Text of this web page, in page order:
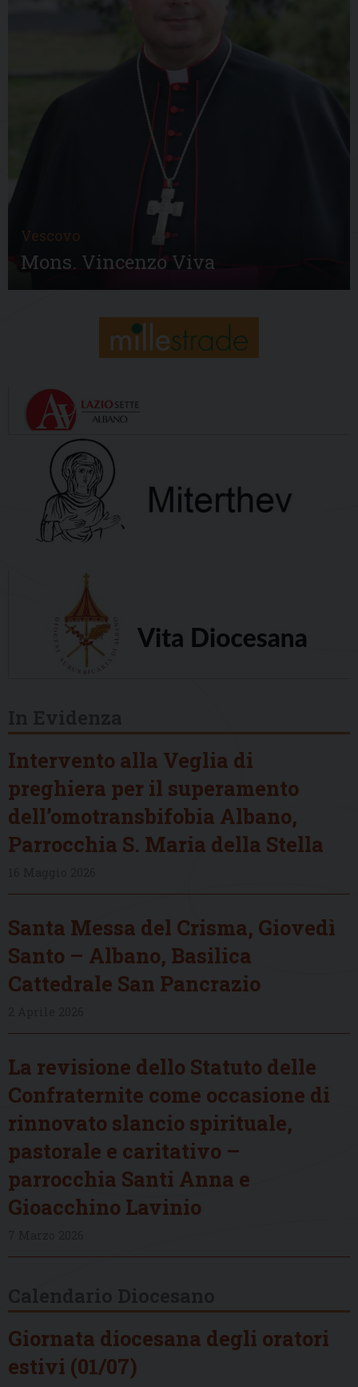
Vescovo
Mons. Vincenzo Viva
Intervento alla Veglia di
preghiera per il superamento
dell’omotransbifobia Albano,
Parrocchia S. Maria della Stella
Santa Messa del Crisma, Giovedì
Santo – Albano, Basilica
Cattedrale San Pancrazio
La revisione dello Statuto delle
Confraternite come occasione di
rinnovato slancio spirituale,
pastorale e caritativo –
parrocchia Santi Anna e
Gioacchino Lavinio
Giornata diocesana degli oratori
estivi (01/07)